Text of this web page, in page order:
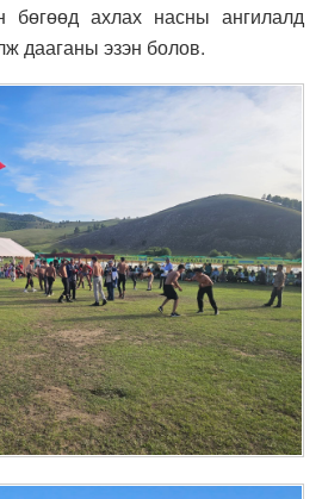
бөгөөд ахлах насны ангилалд
дааганы эзэн болов.